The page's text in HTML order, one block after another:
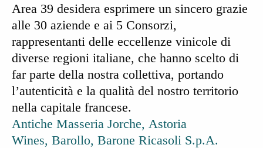
Area 39 desidera esprimere un sincero grazie
alle 30 aziende e ai 5 Consorzi,
rappresentanti delle eccellenze vinicole di
diverse regioni italiane, che hanno scelto di
far parte della nostra collettiva, portando
l’autenticità e la qualità del nostro territorio
nella capitale francese.
Antiche Masseria Jorche, Astoria
Wines, Barollo, Barone Ricasoli S.p.A.